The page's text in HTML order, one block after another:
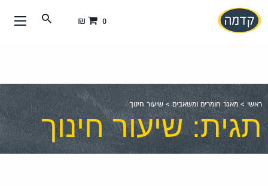
עבור
אל
0 ₪
ראשי >מאגר חומרים ומשאבים> שיעור חינוך
תגית: שיעור חינוך